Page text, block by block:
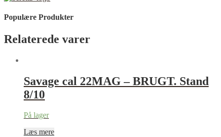
Populære Produkter
Relaterede varer
Savage cal 22MAG – BRUGT. Stand
8/10
På lager
Læs mere